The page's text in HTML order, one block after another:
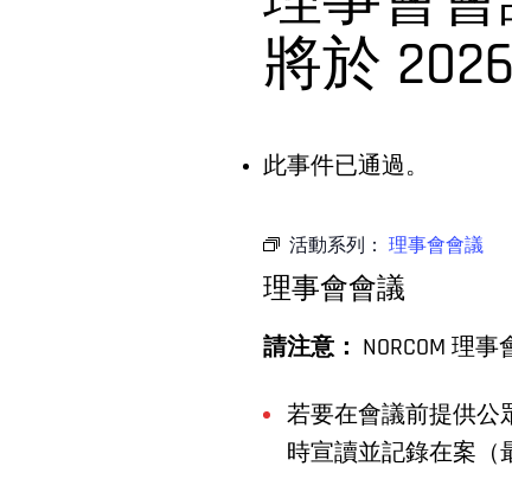
將於
此事件已通過。
活動系列： 理事會會議
理事會會議
請注意： NORCOM 理
若要在會議前提供公
時宣讀並記錄在案（